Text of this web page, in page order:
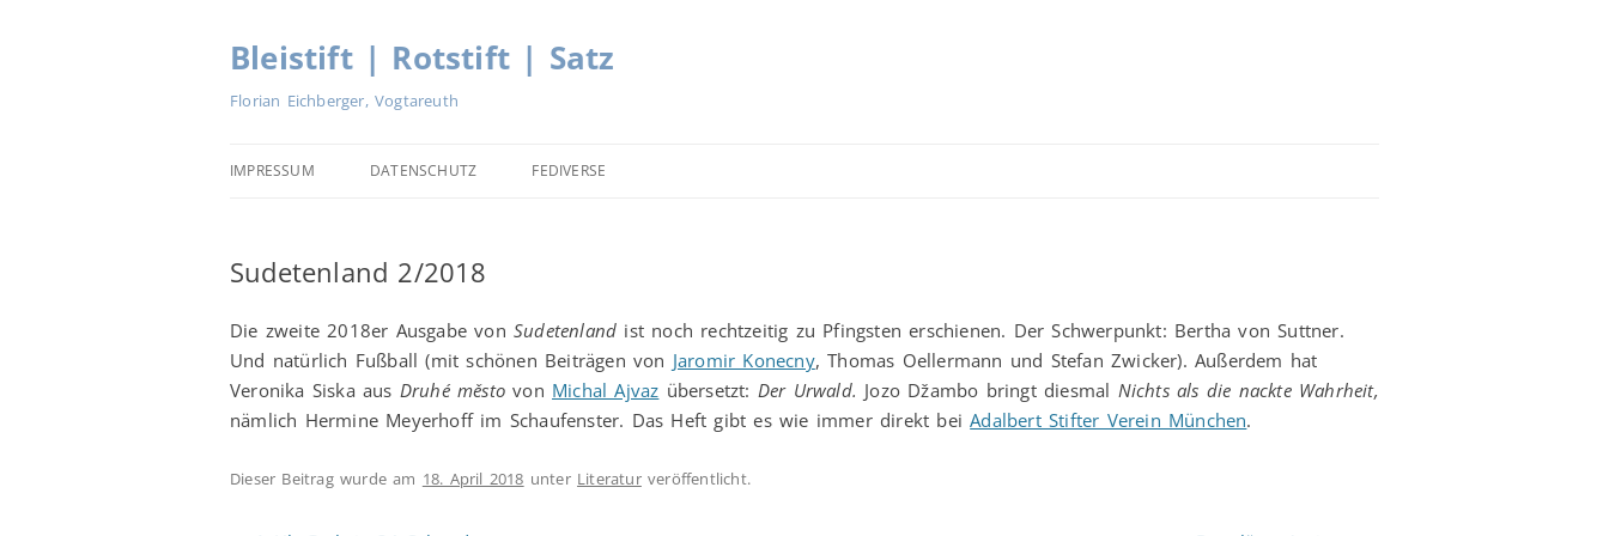
springen
Bleistift | Rotstift | Satz
Florian Eichberger, Vogtareuth
IMPRESSUM DATENSCHUTZ FEDIVERSE
Sudetenland 2/2018
Die zweite 2018er Ausgabe von Sudetenland ist noch rechtzeitig zu Pfingsten erschienen. Der Schwerpunkt: Bertha von Suttner.
Und natürlich Fußball (mit schönen Beiträgen von Jaromir Konecny, Thomas Oellermann und Stefan Zwicker). Außerdem hat
Veronika Siska aus Druhé město von Michal Ajvaz übersetzt: Der Urwald. Jozo Džambo bringt diesmal Nichts als die nackte Wahrheit,
nämlich Hermine Meyerhoff im Schaufenster. Das Heft gibt es wie immer direkt beiAdalbert Stifter Verein München.
Dieser Beitrag wurde am 18. April 2018 unter Literaturveröffentlicht.